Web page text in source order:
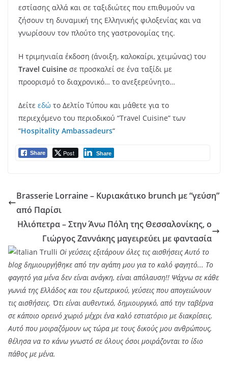
εστίασης αλλά και σε ταξιδιώτες που επιθυμούν να
ζήσουν τη δυναμική της Ελληνικής φιλοξενίας και να
γνωρίσουν τον πλούτο της γαστρονομίας της.
Η τριμηνιαία έκδοση (άνοιξη, καλοκαίρι, χειμώνας) του
Travel Cuisine σε προσκαλεί σε ένα ταξίδι με
προορισμό το διαχρονικό… το ανεξερεύνητο…
Δείτε εδώ το Δελτίο Τύπου και μάθετε για το
περιεχόμενο του περιοδικού “Travel Cuisine” των
“Hospitality Ambassadeurs“
Share Post Share
Brasserie Lorraine – Κυριακάτικο brunch με “γεύση”
από Παρίσι
Ηλιόπετρα – Στην Άνω Πόλη της Θεσσαλονίκης, ο
Γιώργος Ζαννάκης μαγειρεύει με φαντασία
Oi γεύσεις εξιτάρουν όλες τις αισθήσεις Αυτό το
blog δημιουργήθηκε από την αγάπη μου για το καλό φαγητό... Tο
φαγητό για μένα δεν είναι ανάγκη, είναι απόλαυση!! Ψάχνω σε κάθε
γωνιά της Ελλάδος και του εξωτερικού, γεύσεις που απογειώνουν
τις αισθήσεις. Ότι είναι αυθεντικό, δημιουργικό, από την ταβέρνα
σε κάποιο ορεινό χωριό μέχρι ένα καλό εστιατόριο με διακρίσεις.
Αυτό που μοιραζόμουν ως τώρα με τους δικούς μου ανθρώπους,
θέλησα να το κάνω γνωστό σε όλους όσοι μοιράζονται το ίδιο
πάθος με μένα.